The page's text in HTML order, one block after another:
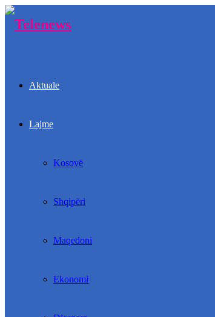
Aktuale
Lajme
Kosovë
Shqipëri
Maqedoni
Ekonomi